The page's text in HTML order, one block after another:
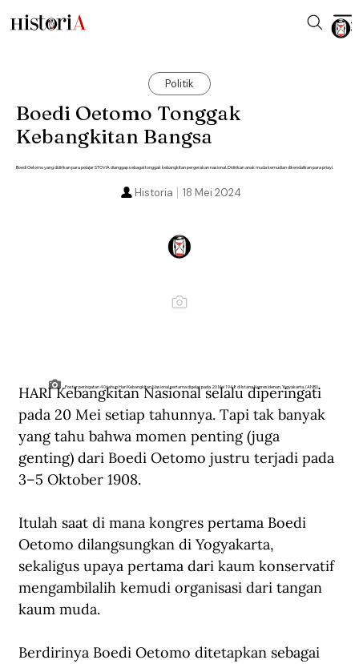
Politik
Boedi Oetomo Tonggak
Kebangkitan Bangsa
Boedi Oetomo yang didirikan para pelajar STOVIA dianggap sebagai tonggak kebangkitan pergerakan nasional. Didirikan anak muda kemudian dikendalikan para priayi.
18 Mei 2024
Historia
Poster peringatan 40 tahun Hari Kebangkitan Nasional pertama digelar pada 20 Mei 1948 di Istana Kepresidenan, Yogyakarta. (ANRI).
HARI Kebangkitan Nasional selalu diperingati
pada 20 Mei setiap tahunnya. Tapi tak banyak
yang tahu bahwa momen penting (juga
genting) dari Boedi Oetomo justru terjadi pada
3–5 Oktober 1908.
Itulah saat di mana kongres pertama Boedi
Oetomo dilangsungkan di Yogyakarta,
sekaligus upaya pertama dari kaum konservatif
mengambilalih kemudi organisasi dari tangan
kaum muda.
Berdirinya Boedi Oetomo ditetapkan sebagai